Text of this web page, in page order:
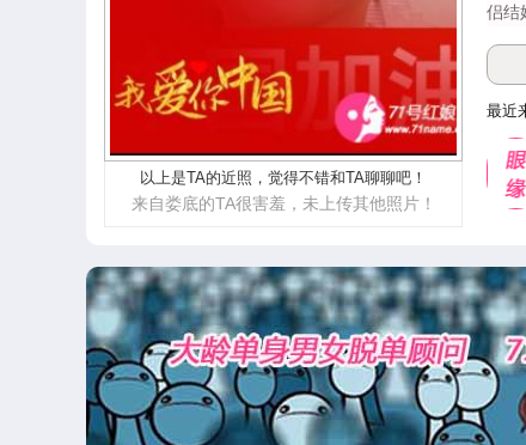
以上是TA的近照，觉得不错和TA聊聊吧！
来自娄底的TA很害羞，未上传其他照片！
侣结
最近